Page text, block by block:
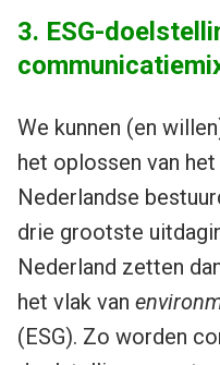
3. ESG-
We kunnen (en
het oplossen van
Nederlandse
drie grootste
Nederland zetten
het vlak van
(ESG). Zo worden